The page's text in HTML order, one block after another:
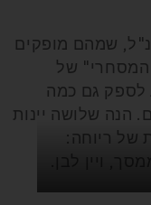
שמהם מופקים
המסחרי" של
לספק גם כמה
הנה שלושה יינות
של ריוחה: